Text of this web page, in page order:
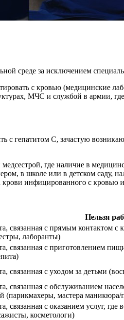
среде за исключением
с кровью (медицинские
МЧС и службой в армии,
с гепатитом С, зачастую
где наличие в
в школе или в детском
крови инфицированного с кровью
Нельзя
связанная с прямым контактом с
лаборанты)
связанная с приготовлением
связанная с уходом за детьми
связанная с обслуживанием
(парикмахеры, мастера маникюра/
связанная с оказанием услуг,
косметологи)